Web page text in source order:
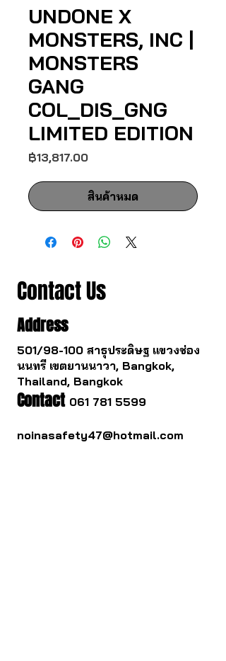
UNDONE X
MONSTERS, INC |
MONSTERS
GANG
COL_DIS_GNG
LIMITED EDITION
฿13,817.00ราคา
สินค้าหมด
Contact Us
Address
501/98-100 สาธุประดิษฐ แขวงช่อง
นนทรี เขตยานนาวา, Bangkok,
Thailand, Bangkok
Contact 061 781 5599
noinasafety47@hotmail.com